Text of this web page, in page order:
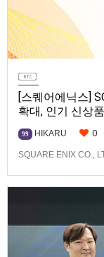
[스퀘어에닉스]
확대, 인기 신상
99 HIKARU 0
SQUARE ENIX CO.,